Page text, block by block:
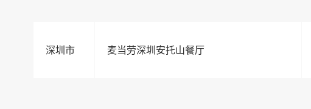
深圳市 麦当劳深圳安托山餐厅